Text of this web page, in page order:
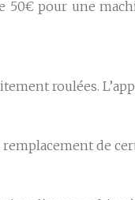
pour une
roulées.
de